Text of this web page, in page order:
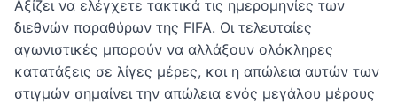
Αξίζει να ελέγχετε τακτικά τις ημερομηνίες των
διεθνών παραθύρων της FIFA. Οι τελευταίες
αγωνιστικές μπορούν να αλλάξουν ολόκληρες
κατατάξεις σε λίγες μέρες, και η απώλεια αυτών των
στιγμών σημαίνει την απώλεια ενός μεγάλου μέρους